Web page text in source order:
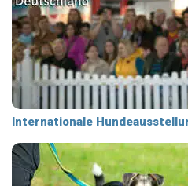
Internationale